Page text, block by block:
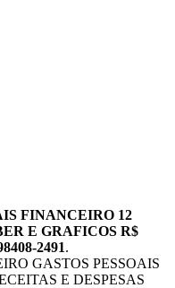
FINANCEIRO 12
E GRAFICOS R$
2491.
GASTOS PESSOAIS
E DESPESAS